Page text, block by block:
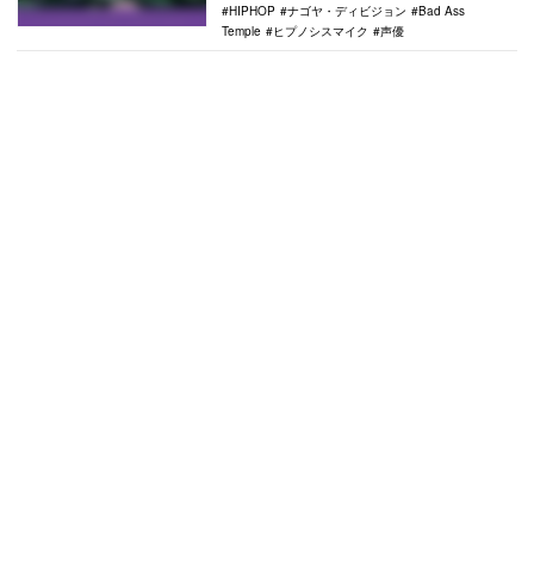
HIPHOP
ナゴヤ・ディビジョン
Bad Ass
Temple
ヒプノシスマイク 声優